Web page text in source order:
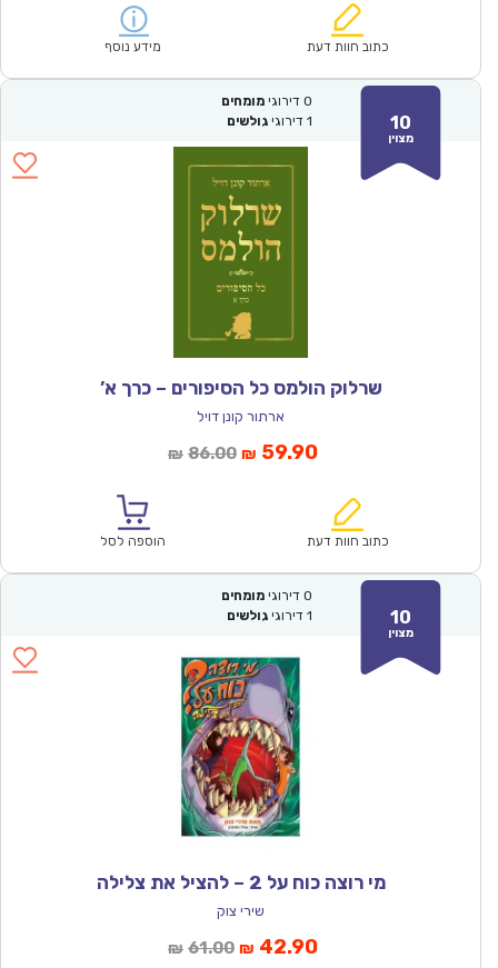
₪70.00.
הוא:
כתוב חוות דעת מידע נוסף
10
מצוין
0 דירוגי מומחים
1 דירוגי גולשים
שרלוק הולמס כל הסיפורים – כרך א’
ארתור קונן דויל
₪ 86.00המחיר
₪86.00.
₪ 59.90המחיר
הוא:
כתוב חוות דעת הוספה לסל
10
מצוין
0 דירוגי מומחים
1 דירוגי גולשים
מי רוצה כוח על 2 – להציל את צלילה
שירי צוק
₪ 61.00המחיר
₪ 42.90המחיר